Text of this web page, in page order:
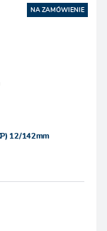
NA ZAMÓWIENIE
12/142mm